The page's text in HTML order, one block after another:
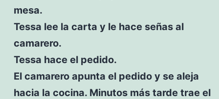
mesa.
Tessa lee la carta y le hace señas al
camarero.
Tessa hace el pedido.
El camarero apunta el pedido y se aleja
hacia la cocina. Minutos más tarde trae el